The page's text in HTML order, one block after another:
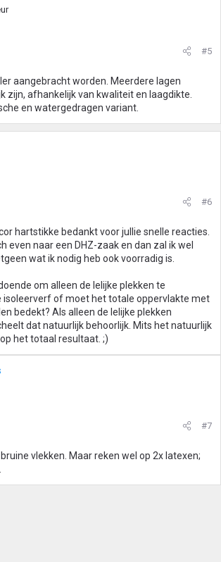
#5
aangebracht worden. Meerdere lagen
zijn, afhankelijk van kwaliteit en laagdikte.
en watergedragen variant.
#6
hartstikke bedankt voor jullie snelle reacties.
even naar een DHZ-zaak en dan zal ik wel
wat ik nodig heb ook voorradig is.
om alleen de lelijke plekken te
isoleerverf of moet het totale oppervlakte met
bedekt? Als alleen de lelijke plekken
dat natuurlijk behoorlijk. Mits het natuurlijk
het totaal resultaat. ;)
#7
vlekken. Maar reken wel op 2x latexen;